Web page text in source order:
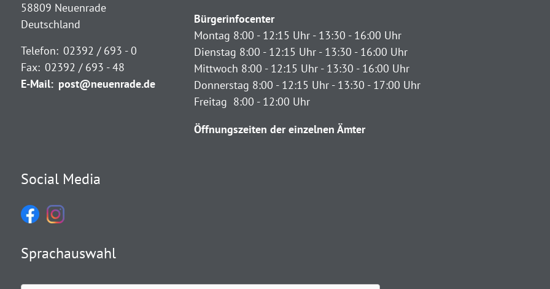
58809 Neuenrade
Deutschland
Telefon: 02392 / 693 - 0
Fax: 02392 / 693 - 48
E-Mail: post@neuenrade.de
Bürgerinfocenter
Montag 8:00 - 12:15 Uhr - 13:30 - 16:00 Uhr
Dienstag 8:00 - 12:15 Uhr - 13:30 - 16:00 Uhr
Mittwoch 8:00 - 12:15 Uhr - 13:30 - 16:00 Uhr
Donnerstag 8:00 - 12:15 Uhr - 13:30 - 17:00 Uhr
Freitag 8:00 - 12:00 Uhr
Öffnungszeiten der einzelnen Ämter
Social Media
Sprachauswahl